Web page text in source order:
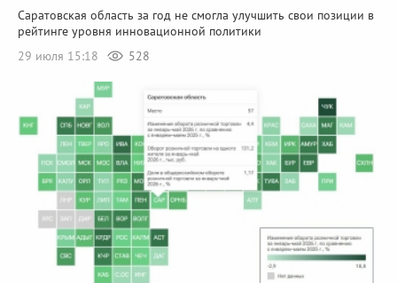
Саратовская область за год не смогла улучшить свои позиции в
рейтинге уровня инновационной политики
29 июля 15:18
528